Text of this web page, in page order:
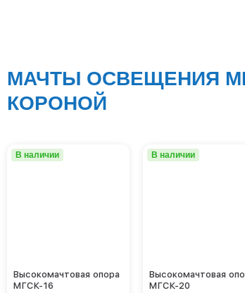
МАЧТЫ ОСВЕЩЕНИЯ
КОРОНОЙ
В наличии
Высокомачтовая опора
МГСК-16
В наличии
Высокомачтовая
МГСК-20